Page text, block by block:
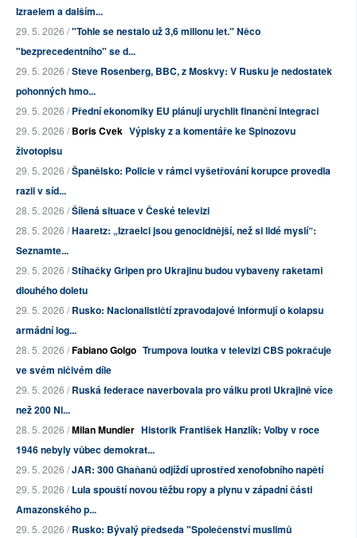
Izraelem a dalším...
29. 5. 2026 /"Tohle se nestalo už 3,6 milionu let." Něco
"bezprecedentního" se d...
29. 5. 2026 /Steve Rosenberg, BBC, z Moskvy: V Rusku je nedostatek
pohonných hmo...
29. 5. 2026 /Přední ekonomiky EU plánují urychlit finanční integraci
29. 5. 2026 /Boris Cvek Výpisky z a komentáře ke Spinozovu
životopisu
29. 5. 2026 /Španělsko: Policie v rámci vyšetřování korupce provedla
razii v síd...
28. 5. 2026 /Šílená situace v České televizi
28. 5. 2026 /Haaretz: „Izraelci jsou genocidnější, než si lidé myslí“:
Seznamte...
29. 5. 2026 /Stíhačky Gripen pro Ukrajinu budou vybaveny raketami
dlouhého doletu
29. 5. 2026 /Rusko: Nacionalističtí zpravodajové informují o kolapsu
armádní log...
28. 5. 2026 /Fabiano Golgo Trumpova loutka v televizi CBS pokračuje
ve svém ničivém díle
29. 5. 2026 /Ruská federace naverbovala pro válku proti Ukrajině více
než 200 Ni...
28. 5. 2026 /Milan Mundier Historik František Hanzlík: Volby v roce
1946 nebyly vůbec demokrat...
29. 5. 2026 /JAR: 300 Ghaňanů odjíždí uprostřed xenofobního napětí
29. 5. 2026 /Lula spouští novou těžbu ropy a plynu v západní části
Amazonského p...
29. 5. 2026 /Rusko: Bývalý předseda "Společenství muslimů